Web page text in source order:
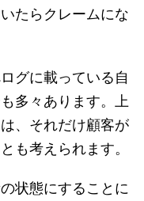
たらクレームにな
グに載っている自
多々あります。上
、それだけ顧客が
も考えられます。
状態にすることに